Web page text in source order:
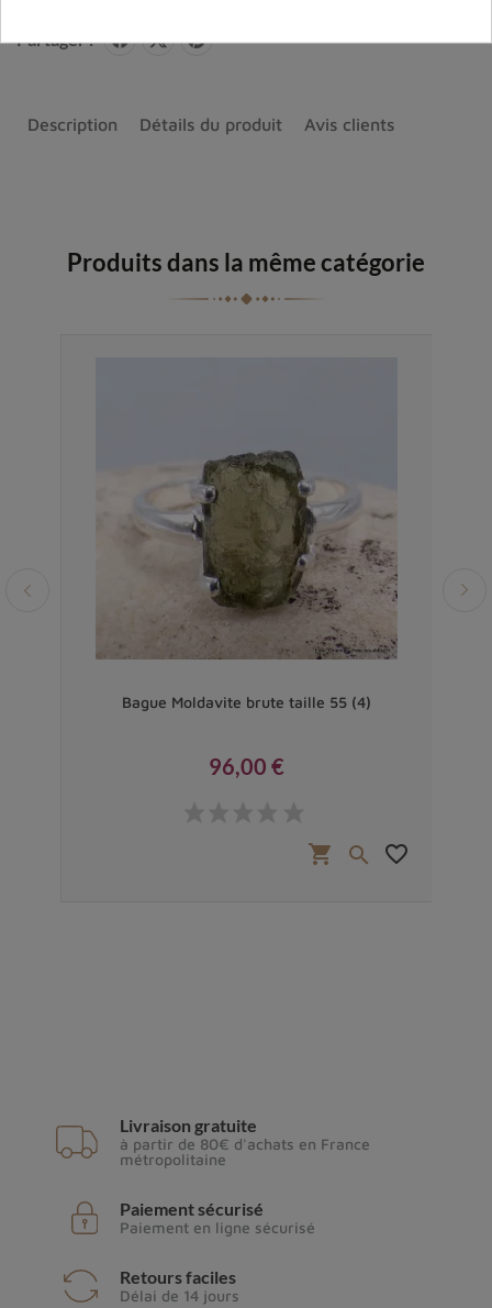
Partager :
Description Détails du produit Avis clients
Produits dans la même catégorie
Bague Moldavite brute taille 55 (4)
96,00 €
shopping_cart  favorite_border
Livraison gratuite
à partir de 80€ d'achats en France
métropolitaine
Paiement sécurisé
Paiement en ligne sécurisé
Retours faciles
Délai de 14 jours